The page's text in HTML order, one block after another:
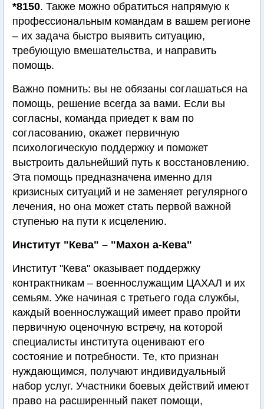
*8150. Также можно обратиться напрямую к
профессиональным командам в вашем регионе
– их задача быстро выявить ситуацию,
требующую вмешательства, и направить
помощь.
Важно помнить: вы не обязаны соглашаться на
помощь, решение всегда за вами. Если вы
согласны, команда приедет к вам по
согласованию, окажет первичную
психологическую поддержку и поможет
выстроить дальнейший путь к восстановлению.
Эта помощь предназначена именно для
кризисных ситуаций и не заменяет регулярного
лечения, но она может стать первой важной
ступенью на пути к исцелению.
Институт "Кева" – "Махон а-Кева"
Институт "Кева" оказывает поддержку
контрактникам – военнослужащим ЦАХАЛ и их
семьям. Уже начиная с третьего года службы,
каждый военнослужащий имеет право пройти
первичную оценочную встречу, на которой
специалисты института оценивают его
состояние и потребности. Те, кто признан
нуждающимся, получают индивидуальный
набор услуг. Участники боевых действий имеют
право на расширенный пакет помощи,